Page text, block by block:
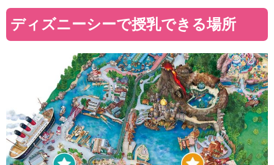
ディズニーシーで授乳できる場所